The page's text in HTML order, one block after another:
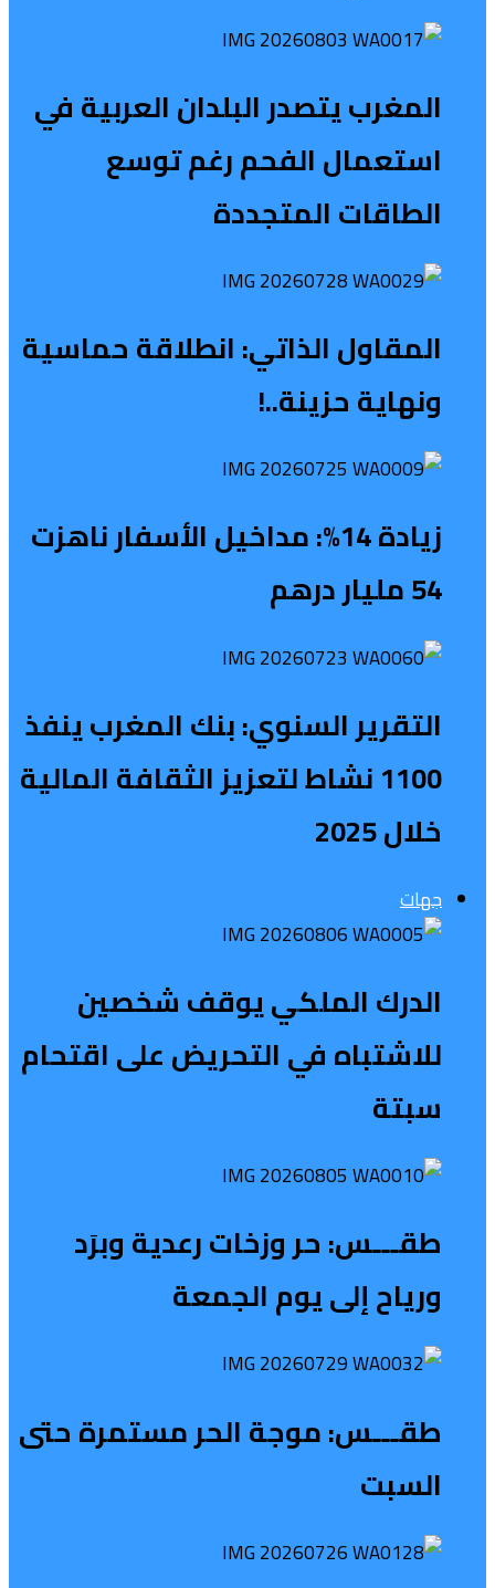
المغرب يتصدر البلدان العربية في
استعمال الفحم رغم توسع
الطاقات المتجددة
المقاول الذاتي: انطلاقة حماسية
ونهاية حزينة..!
زيادة 14%: مداخيل الأسفار ناهزت
54 مليار درهم
التقرير السنوي: بنك المغرب ينفذ
1100 نشاط لتعزيز الثقافة المالية
خلال 2025
جهات
الدرك الملكي يوقف شخصين
للاشتباه في التحريض على اقتحام
سبتة
طقـــس: حر وزخات رعدية وبرَد
ورياح إلى يوم الجمعة
طقـــس: موجة الحر مستمرة حتى
السبت